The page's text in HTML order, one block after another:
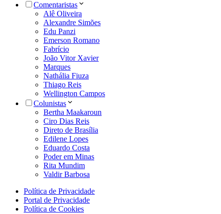
Comentaristas
Alê Oliveira
Alexandre Simões
Edu Panzi
Emerson Romano
Fabrício
João Vitor Xavier
Marques
Nathália Fiuza
Thiago Reis
Wellington Campos
Colunistas
Bertha Maakaroun
Ciro Dias Reis
Direto de Brasília
Edilene Lopes
Eduardo Costa
Poder em Minas
Rita Mundim
Valdir Barbosa
Política de Privacidade
Portal de Privacidade
Política de Cookies